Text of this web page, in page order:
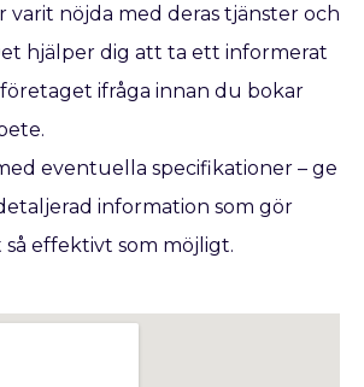
varit nöjda med deras tjänster och
hjälper dig att ta ett informerat
ifråga innan du bokar
eventuella specifikationer – ge
information som gör
effektivt som möjligt.